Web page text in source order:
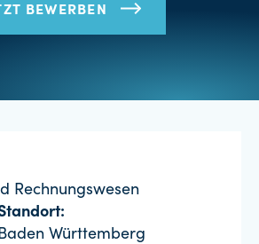
BEWERBEN
Rechnungswesen
Württemberg